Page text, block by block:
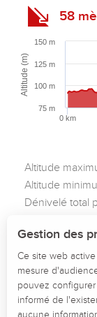
58
Altitude (m)
0 km
75 m
100 m
125 m
150 m
Altitude
Altitude
Dénivelé total
Dénivelé
Dénivelé
Gestion des
Ce site web
mesure
pouvez
informé de
aucune